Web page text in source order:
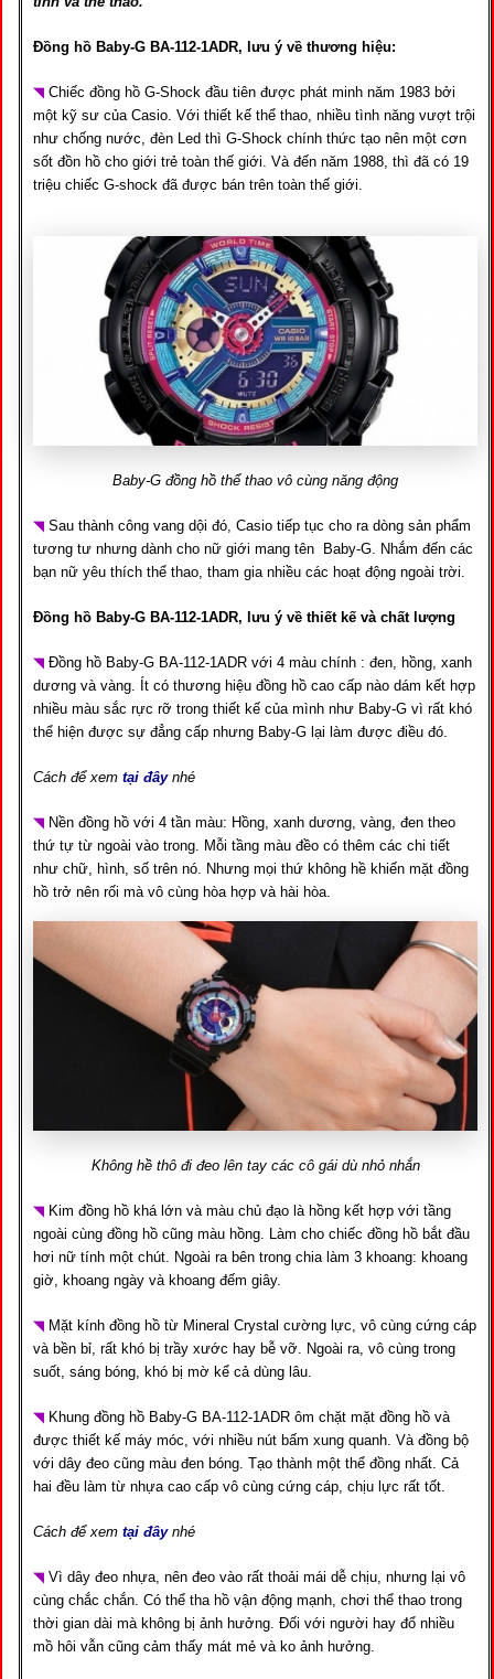
Đồng hồ Baby-G BA-112-1ADR, lưu ý về thương hiệu:
◥ Chiếc đồng hồ G-Shock đầu tiên được phát minh năm 1983 bởi
một kỹ sư của Casio. Với thiết kế thể thao, nhiều tình năng vượt trội
như chống nước, đèn Led thì G-Shock chính thức tạo nên một cơn
sốt đồn hồ cho giới trẻ toàn thế giới. Và đến năm 1988, thì đã có 19
triệu chiếc G-shock đã được bán trên toàn thế giới.
Baby-G đồng hồ thể thao vô cùng năng động
◥ Sau thành công vang dội đó, Casio tiếp tục cho ra dòng sản phẩm
tương tư nhưng dành cho nữ giới mang tên Baby-G. Nhắm đến các
bạn nữ yêu thích thể thao, tham gia nhiều các hoạt động ngoài trời.
Đồng hồ Baby-G BA-112-1ADR, lưu ý về thiết kế và chất lượng
◥ Đồng hồ Baby-G BA-112-1ADR với 4 màu chính : đen, hồng, xanh
dương và vàng. Ít có thương hiệu đồng hồ cao cấp nào dám kết hợp
nhiều màu sắc rực rỡ trong thiết kế của mình như Baby-G vì rất khó
thể hiện được sự đẳng cấp nhưng Baby-G lại làm được điều đó.
Cách để xem tại đây nhé
◥ Nền đồng hồ với 4 tần màu: Hồng, xanh dương, vàng, đen theo
thứ tự từ ngoài vào trong. Mỗi tầng màu đềo có thêm các chi tiết
như chữ, hình, số trên nó. Nhưng mọi thứ không hề khiến mặt đồng
hồ trở nên rối mà vô cùng hòa hợp và hài hòa.
Không hề thô đi đeo lên tay các cô gái dù nhỏ nhắn
◥ Kim đồng hồ khá lớn và màu chủ đạo là hồng kết hợp với tầng
ngoài cùng đồng hồ cũng màu hồng. Làm cho chiếc đồng hồ bắt đầu
hơi nữ tính một chút. Ngoài ra bên trong chia làm 3 khoang: khoang
giờ, khoang ngày và khoang đếm giây.
◥ Mặt kính đồng hồ từ Mineral Crystal cường lực, vô cùng cứng cáp
và bền bỉ, rất khó bị trầy xước hay bễ vỡ. Ngoài ra, vô cùng trong
suốt, sáng bóng, khó bị mờ kể cả dùng lâu.
◥ Khung đồng hồ Baby-G BA-112-1ADR ôm chặt mặt đồng hồ và
được thiết kế máy móc, với nhiều nút bấm xung quanh. Và đồng bộ
với dây đeo cũng màu đen bóng. Tạo thành một thể đồng nhất. Cả
hai đều làm từ nhựa cao cấp vô cùng cứng cáp, chịu lực rất tốt.
Cách để xem tại đây nhé
◥ Vì dây đeo nhựa, nên đeo vào rất thoải mái dễ chịu, nhưng lại vô
cùng chắc chắn. Có thể tha hồ vận động mạnh, chơi thể thao trong
thời gian dài mà không bị ảnh hưởng. Đối với người hay đổ nhiều
mồ hôi vẫn cũng cảm thấy mát mẻ và ko ảnh hưởng.